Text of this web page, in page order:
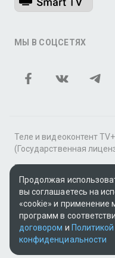
МЫ В СОЦСЕТЯХ
Теле и видеоконтент
(Государственная
В рамках услуги «Видео
фильмов и сериалов
онлайн-кинотеатром
Поддержка:
v3.9.15 | SSR
UUID: 832ab33c-5289-4ab5-
Продолжая
вы соглашаетесь на
«cookie» и применение
программ в
договором и Политикой
конфиденциальности